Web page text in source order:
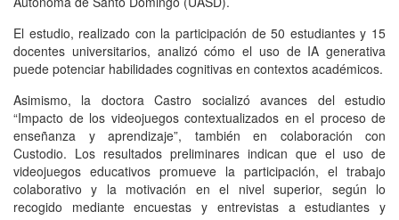
El estudio, realizado con la participación de 50 estudiantes y 15
docentes universitarios, analizó cómo el uso de IA generativa
puede potenciar habilidades cognitivas en contextos académicos.
Asimismo, la doctora Castro socializó avances del estudio
“Impacto de los videojuegos contextualizados en el proceso de
enseñanza y aprendizaje”, también en colaboración con
Custodio. Los resultados preliminares indican que el uso de
videojuegos educativos promueve la participación, el trabajo
colaborativo y la motivación en el nivel superior, según lo
recogido mediante encuestas y entrevistas a estudiantes y